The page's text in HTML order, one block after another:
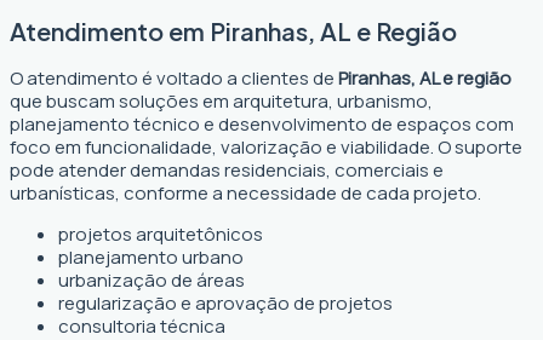
Atendimento em Piranhas, AL e Região
O atendimento é voltado a clientes dePiranhas, AL e região
que buscam soluções em arquitetura, urbanismo,
planejamento técnico e desenvolvimento de espaços com
foco em funcionalidade, valorização e viabilidade. O suporte
pode atender demandas residenciais, comerciais e
urbanísticas, conforme a necessidade de cada projeto.
projetos arquitetônicos
planejamento urbano
urbanização de áreas
regularização e aprovação de projetos
consultoria técnica